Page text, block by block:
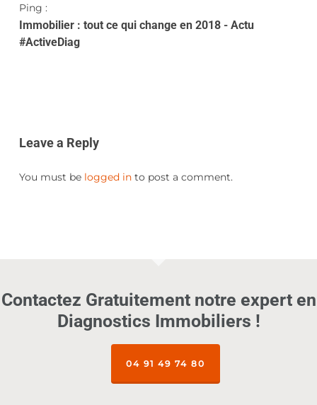
Ping :
Immobilier : tout ce qui change en 2018 - Actu
#ActiveDiag
Leave a Reply
You must be logged into post a comment.
Contactez Gratuitement notre expert en
Diagnostics Immobiliers !
04 91 49 74 80